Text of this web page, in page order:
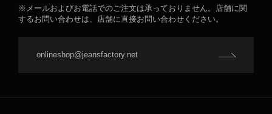
※メールおよびお電話でのご注文は承っておりません。店舗に関
するお問い合わせは、店舗に直接お問い合わせください。
onlineshop@jeansfactory.net